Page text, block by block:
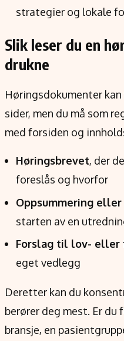
strategier og lokale
Slik leser du en
drukne
Høringsdokumenter
sider, men du må som
med forsiden og
Høringsbrevet, der
foreslås og hvorfor
Oppsummering eller
starten av en
Forslag til lov- eller
eget vedlegg
Deretter kan du
berører deg mest. Er du
bransje, en